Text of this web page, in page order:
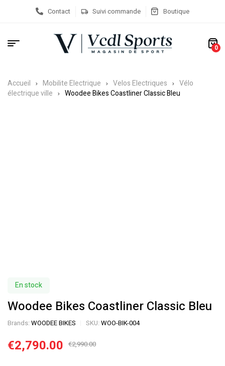
Contact Suivi commande Boutique
0
Accueil Mobilite Electrique Velos Electriques
Vélo
électrique ville
Woodee Bikes Coastliner Classic Bleu
En stock
Woodee Bikes Coastliner Classic Bleu
Brands: WOODEE BIKES SKU: WOO-BIK-004
€2,990.00
€2,790.00